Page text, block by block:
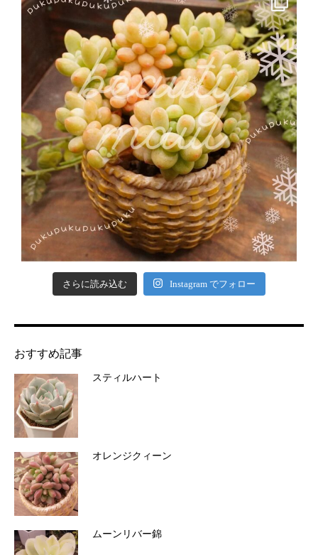
さらに読み込む Instagram でフォロー
おすすめ記事
スティルハート
オレンジクィーン
ムーンリバー錦